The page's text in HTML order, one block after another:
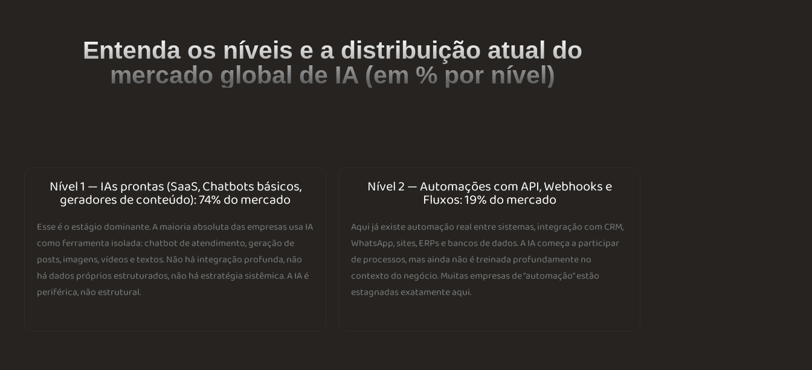
Entenda os níveis e a distribuição atual do
mercado global de IA (em % por nível)
Nível 1 — IAs prontas (SaaS, Chatbots básicos,
geradores de conteúdo): 74% do mercado
Esse é o estágio dominante. A maioria absoluta das empresas usa IA
como ferramenta isolada: chatbot de atendimento, geração de
posts, imagens, vídeos e textos. Não há integração profunda, não
há dados próprios estruturados, não há estratégia sistêmica. A IA é
periférica, não estrutural.
Nível 2 — Automações com API, Webhooks e
Fluxos: 19% do mercado
Aqui já existe automação real entre sistemas, integração com CRM,
WhatsApp, sites, ERPs e bancos de dados. A IA começa a participar
de processos, mas ainda não é treinada profundamente no
contexto do negócio. Muitas empresas de “automação” estão
estagnadas exatamente aqui.